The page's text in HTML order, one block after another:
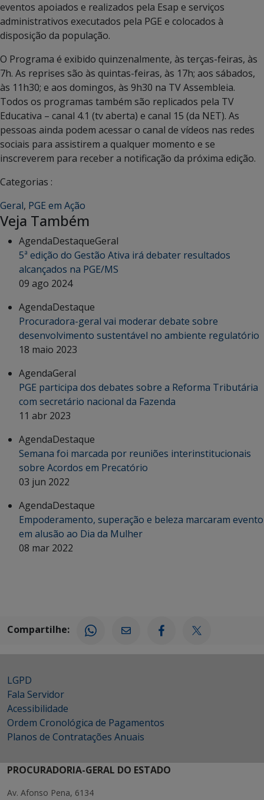
eventos apoiados e realizados pela Esap e serviços
administrativos executados pela PGE e colocados à
disposição da população.
O Programa é exibido quinzenalmente, às terças-feiras, às
7h. As reprises são às quintas-feiras, às 17h; aos sábados,
às 11h30; e aos domingos, às 9h30 na TV Assembleia.
Todos os programas também são replicados pela TV
Educativa – canal 4.1 (tv aberta) e canal 15 (da NET). As
pessoas ainda podem acessar o canal de vídeos nas redes
sociais para assistirem a qualquer momento e se
inscreverem para receber a notificação da próxima edição.
Categorias :
Geral, PGE em Ação
Veja Também
AgendaDestaqueGeral
5ª edição do Gestão Ativa irá debater resultados
alcançados na PGE/MS
09 ago 2024
AgendaDestaque
Procuradora-geral vai moderar debate sobre
desenvolvimento sustentável no ambiente regulatório
18 maio 2023
AgendaGeral
PGE participa dos debates sobre a Reforma Tributária
com secretário nacional da Fazenda
11 abr 2023
AgendaDestaque
Semana foi marcada por reuniões interinstitucionais
sobre Acordos em Precatório
03 jun 2022
AgendaDestaque
Empoderamento, superação e beleza marcaram evento
em alusão ao Dia da Mulher
08 mar 2022
Compartilhe:
LGPD
Fala Servidor
Acessibilidade
Ordem Cronológica de Pagamentos
Planos de Contratações Anuais
PROCURADORIA-GERAL DO ESTADO
Av. Afonso Pena, 6134